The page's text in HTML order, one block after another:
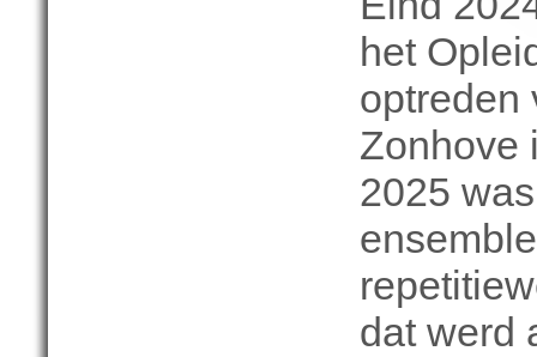
het
optreden
Zonhove
2025
dat werd